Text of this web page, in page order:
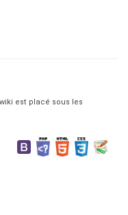
est placé sous les